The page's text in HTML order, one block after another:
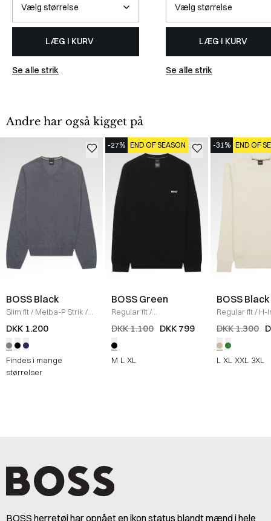
LÆG I KURV
Se alle strik
LÆG I KURV
Se alle strik
Andre har også kigget på
BOSS Black
Slim fit/ Melba-P Strik /
GRÅ
DKK 1.200
Findes i mange
størrelser
-27% END OF SEASON
BOSS Green
Regular fit/
KN_Momentum Strik
/
DKK 1.100 DKK 799
M L XL
-31% END OF
BOSS Black
Regular fit/ H-
Strik
ECRU
DKK 1.300
L XL XXL 3XL
BOSS herretøj har opnået en ikon status blandt mænd i hele